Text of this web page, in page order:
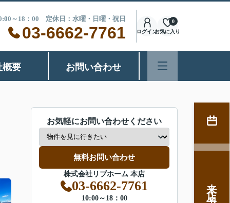
～18：00 定休日：水曜・日曜・祝日
03-6662-7761 ログインお気に入り
0
概要 お問い合わせ
お気軽にお問い合わせください
無料お問い合わせ
株式会社リブホーム 本店
03-6662-7761
10:00～18：00
来店予約